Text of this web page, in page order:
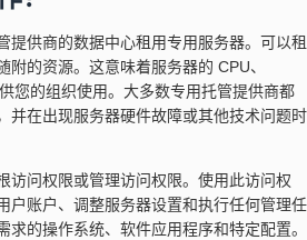
提供商的数据中心租用专用服务器。可以租
附的资源。这意味着服务器的 CPU、
您的组织使用。大多数专用托管提供商都
并在出现服务器硬件故障或其他技术问题时
访问权限或管理访问权限。使用此访问权
户账户、调整服务器设置和执行任何管理任
求的操作系统、软件应用程序和特定配置。